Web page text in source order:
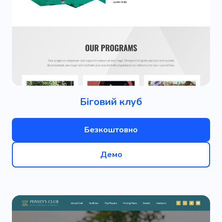
Біговий клуб
Безкоштовно
Демо